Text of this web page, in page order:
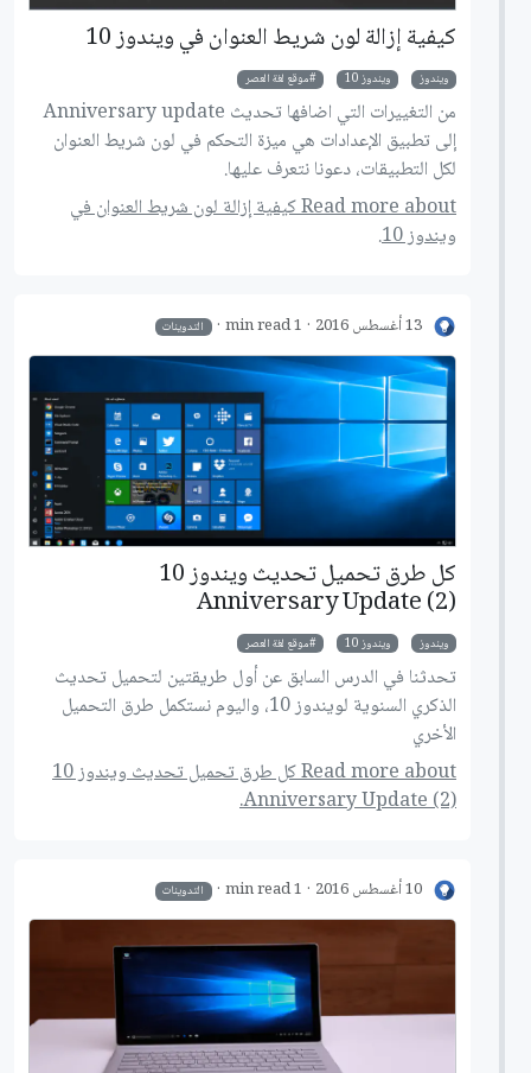
كيفية إزالة لون شريط العنوان في ويندوز 10
ويندوز ويندوز 10 موقع لغة العصر
من التغييرات التي اضافها تحديث Anniversary update
إلى تطبيق الإعدادات هي ميزة التحكم في لون شريط العنوان
لكل التطبيقات، دعونا نتعرف عليها.
Read more about كيفية إزالة لون شريط العنوان في
ويندوز 10.
13 أغسطس 2016 1 min read التدوينات
كل طرق تحميل تحديث ويندوز 10
Anniversary Update (2)
ويندوز ويندوز 10 موقع لغة العصر
تحدثنا في الدرس السابق عن أول طريقتين لتحميل تحديث
الذكري السنوية لويندوز 10، واليوم نستكمل طرق التحميل
الأخري
Read more about كل طرق تحميل تحديث ويندوز 10
Anniversary Update (2).
10 أغسطس 2016 1 min read التدوينات